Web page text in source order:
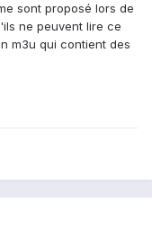
sont proposé lors de
ne peuvent lire ce
m3u qui contient des